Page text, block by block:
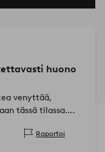
huono
venyttää,
tässä tilassa.
Raportoi